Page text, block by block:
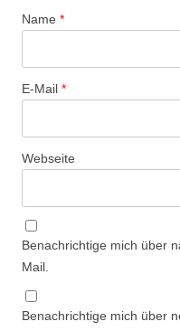
Name *
E-Mail *
Webseite
Benachrichtige mich über
Mail.
Benachrichtige mich über